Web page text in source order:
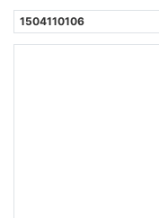
1504110106